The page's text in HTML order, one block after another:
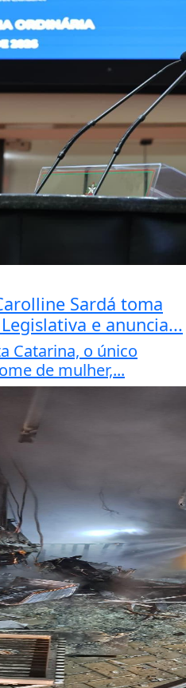
Sardá toma
e anuncia...
Catarina, o único
de mulher,...